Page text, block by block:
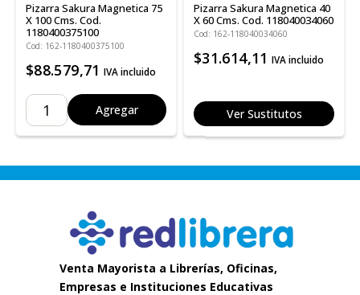
Pizarra Sakura Magnetica 40
X 60 Cms. Cod. 118040034060
Cod: 162-118040034060
$31.614,11 IVA incluido
Ver Sustitutos
Pizarra Sakura Magnetica 75
X 100 Cms. Cod.
1180400375100
Cod: 162-1180400375100
$88.579,71 IVA incluido
Agregar
Venta Mayorista a Librerías, Oficinas,
Empresas e Instituciones Educativas